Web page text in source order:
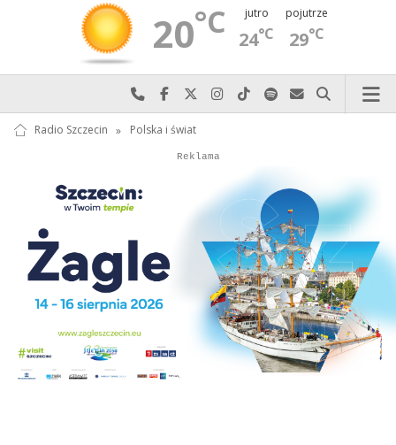
20°C jutro
24°C
pojutrze
29°C
Najlepiej po prostu do nas zadzwoń
Odwiedź nas na Facebook-u
Odwiedź nas na X
Odwiedź nas na Instagram-ie
Odwiedź nas na TikTok-u
Szukaj nas na Spotify
Wyślij do nas
Szukaj
Radio Szczecin » Polska i świat
Autopromocja
Reklama
Autopromocja